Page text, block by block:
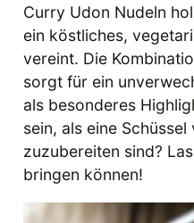
Curry Udon Nudeln
ein köstliches,
vereint. Die
sorgt für ein
als besonderes
sein, als eine
zuzubereiten sind?
bringen können!